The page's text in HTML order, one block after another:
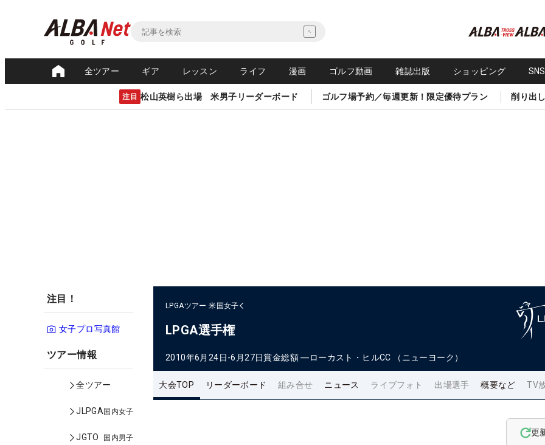
全ツアー ギア レッスン ライフ 漫画 ゴルフ動画 雑誌出版 ショッピング
注目 松山英樹ら出場 米男子リーダーボード ゴルフ場予約／毎週更新！限定優待プラン 削り出
注目！
女子プロ写真館
ツアー情報
全ツアー
JLPGA国内女子
JGTO 国内男子
LPGAツアー 米国女子
LPGA選手権
2010年6月24日-6月27日賞金総額 ―ローカスト・ヒルCC （ニューヨーク）
大会TOP リーダーボード 組み合せ ニュース ライブフォト 出場選手 概要など TV
更